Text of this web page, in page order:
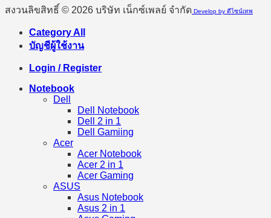
สงวนลิขสิทธิ์ © 2026 บริษัท เน็กซ์เพลย์ จำกัด Develop by ดีไซน์เทพ
Category All
บัญชีผู้ใช้งาน
Login / Register
Notebook
Dell
Dell Notebook
Dell 2 in 1
Dell Gamiing
Acer
Acer Notebook
Acer 2 in 1
Acer Gaming
ASUS
Asus Notebook
Asus 2 in 1